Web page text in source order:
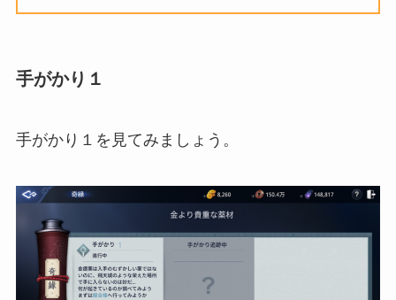
手がかり１
手がかり１を見てみましょう。